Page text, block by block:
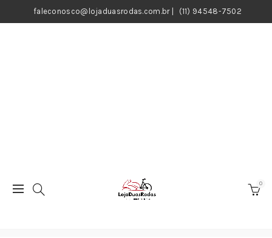
faleconosco@lojaduasrodas.com.br| (11) 94548-7502
0